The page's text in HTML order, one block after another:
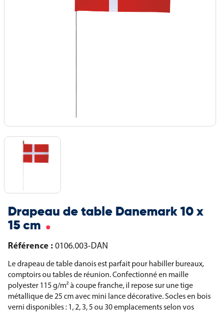
Drapeau de table Danemark 10 x
15 cm
Référence : 0106.003-DAN
Le drapeau de table danois est parfait pour habiller bureaux,
comptoirs ou tables de réunion. Confectionné en maille
polyester 115 g/m² à coupe franche, il repose sur une tige
métallique de 25 cm avec mini lance décorative. Socles en bois
verni disponibles : 1, 2, 3, 5 ou 30 emplacements selon vos